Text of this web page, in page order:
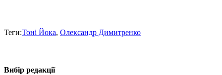
Теги:Тоні Йока, Олександр Димитренко
Вибір редакції